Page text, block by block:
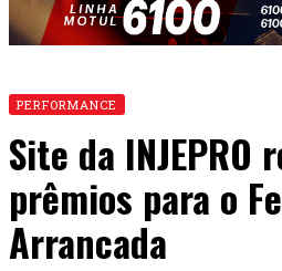
PERFORMANCE
Site da INJEPRO
prêmios para o
Arrancada